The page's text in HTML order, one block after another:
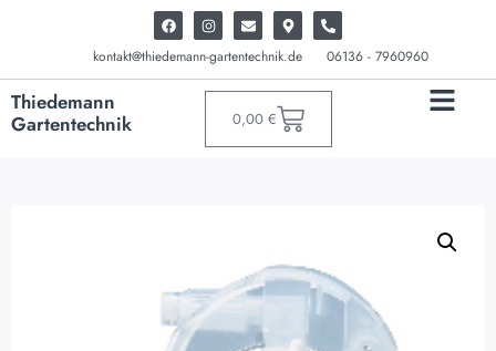
kontakt@thiedemann-gartentechnik.de 06136 - 7960960
Thiedemann
Gartentechnik
0,00 €